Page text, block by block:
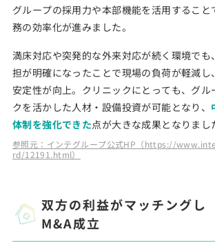
グループの採用力や本部機能を活用するこ
務の効率化が進みました。
満床対応や突発的な外来対応が続く環境でも
担が明確になったことで現場の負荷が軽減し
安定性が向上。クリニックにとっても、グル
クを活かした人材・設備投資が可能となり、
体制を強化できた点が大きな成果となりまし
参照元：インテグループ公式HP（https://
rd/12191.html）
双方の利益がマッチングし
M&A成立